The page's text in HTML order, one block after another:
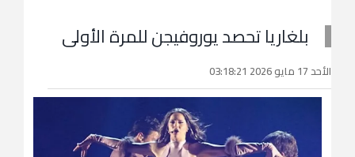
بلغاريا تحصد يوروفيجن ‌للمرة الأولى
الأحد 17 مايو 2026 03:18:21